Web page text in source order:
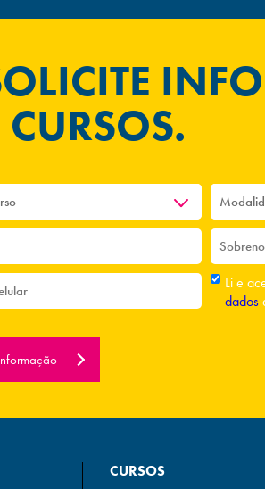
Li e
dados
CURSOS